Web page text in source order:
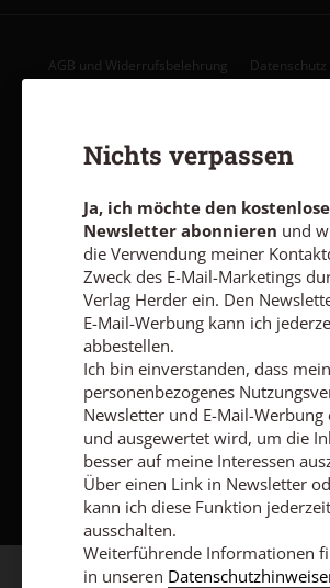
AGB und Widerrufsbelehrung Datenschutz
Nach oben
Nichts verpassen
Ja, ich möchte den
Newsletter abonnieren und
die Verwendung meiner
Zweck des E-Mail-Marketings
Verlag Herder ein. Den
E-Mail-Werbung kann ich
abbestellen.
Ich bin einverstanden, dass mein
personenbezogenes
Newsletter und E-Mail-Werbung
und ausgewertet wird, um die
besser auf meine Interessen
Über einen Link in Newsletter
kann ich diese Funktion jederzeit
ausschalten.
Weiterführende Informationen
in unseren